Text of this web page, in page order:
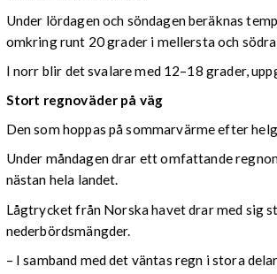
Under lördagen och söndagen beräknas
omkring runt 20 grader i mellersta och
I norr blir det svalare med 12–18 grader,
Stort regnoväder på väg
Den som hoppas på sommarvärme efter
Under måndagen drar ett omfattande
nästan hela landet.
Lågtrycket från Norska havet drar med sig
nederbördsmängder.
– I samband med det väntas regn i stora